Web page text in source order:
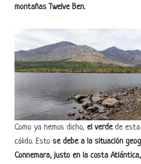
montañas Twelve Ben.
Como ya hemos dicho, el verdede esta
cálido. Esto se debe a la situación
Connemara, justo en la costa